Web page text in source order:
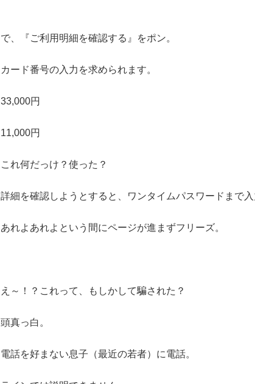
で、『ご利用明細を確認する』をポン。
カード番号の入力を求められます。
33,000円
11,000円
これ何だっけ？使った？
詳細を確認しようとすると、ワンタイムパスワードまで
あれよあれよという間にページが進まずフリーズ。
え～！？これって、もしかして騙された？
頭真っ白。
電話を好まない息子（最近の若者）に電話。